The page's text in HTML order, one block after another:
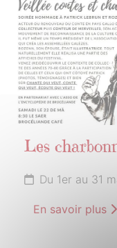
Les
Du 1er au 31
En savoir plus